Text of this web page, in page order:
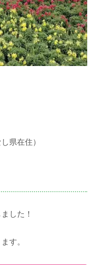
県在住）
した！
す。